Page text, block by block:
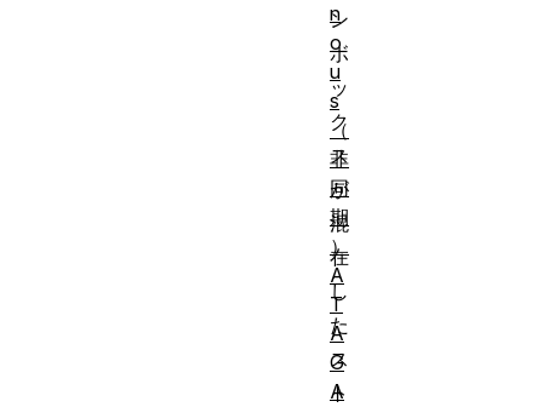
ン
ボ
ッ
ク
ス
が
混
在
し
た
ス
ト
n
o
u
s
（
非
同
期
）
A
T
A
G
A